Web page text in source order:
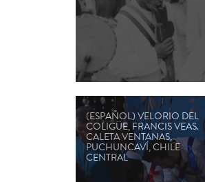
(ESPAÑOL) VELORIO DEL
COLIGÜE, FRANCIS VEAS.
CALETA VENTANAS,
PUCHUNCAVÍ, CHILE
CENTRAL